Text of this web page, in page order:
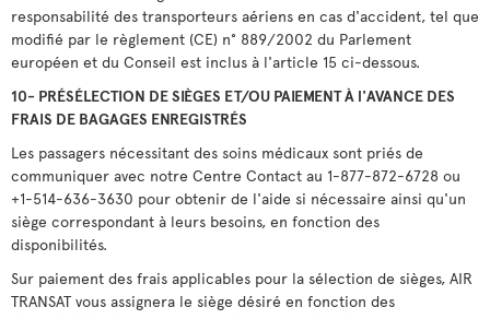
responsabilité des transporteurs aériens en cas d'accident, tel que
modifié par le règlement (CE) n° 889/2002 du Parlement
européen et du Conseil est inclus à l'article 15 ci-dessous.
10- PRÉSÉLECTION DE SIÈGES ET/OU PAIEMENT À l'AVANCE DES
FRAIS DE BAGAGES ENREGISTRÉS
Les passagers nécessitant des soins médicaux sont priés de
communiquer avec notre Centre Contact au 1-877-872-6728 ou
+1-514-636-3630 pour obtenir de l'aide si nécessaire ainsi qu'un
siège correspondant à leurs besoins, en fonction des
disponibilités.
Sur paiement des frais applicables pour la sélection de sièges, AIR
TRANSAT vous assignera le siège désiré en fonction des